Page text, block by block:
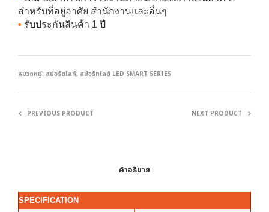
สำหรับที่อยู่อาศัย สำนักงานและอื่นๆ
• รับประกันสินค้า 1 ปี
หมวดหมู่: สปอร์ตไลท์, สปอร์ทไลต์ LED SMART SERIES
PREVIOUS PRODUCT NEXT PRODUCT
คำอธิบาย
SPECIFICATION